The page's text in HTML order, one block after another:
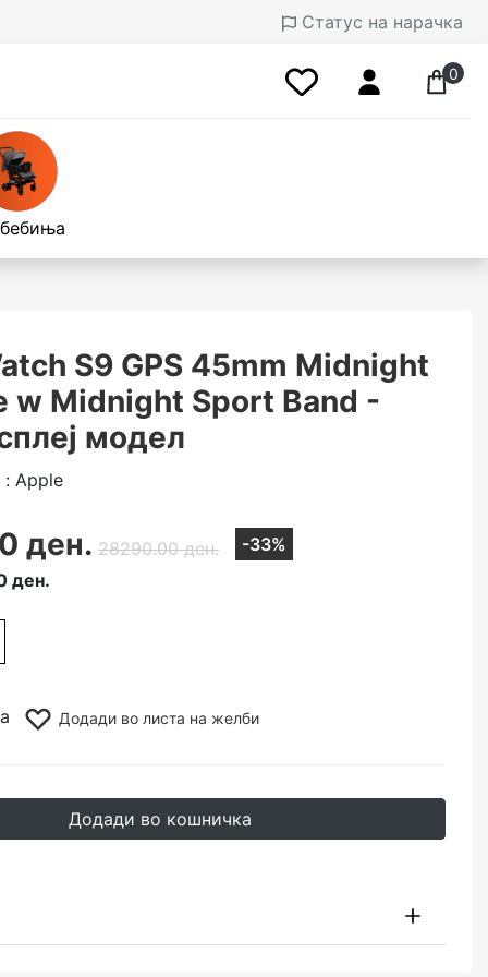
Статус на нарачка
0
S9 GPS 45mm Midnight
w Midnight Sport Band -
модел
: Apple
ден. 28290.00 ден.
-33%
ден.
Додади во листа на желби
Додади во кошничка